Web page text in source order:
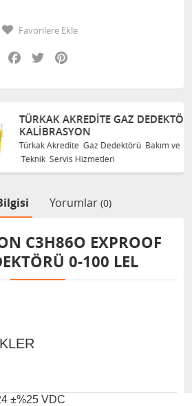
Favorilere Ekle
Facebook
Twitter
GAZ DEDEKTÖRÜ BAKIM VE
Gaz Dedektörü Bakım ve Kalibrasyon
Hizmetleri
Yorumlar (0)
C3H86O EXPROOF
0-100 LEL
±%25 VDC